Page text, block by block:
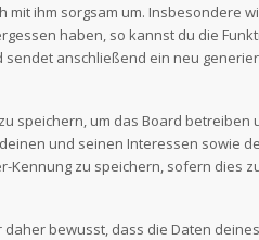
ihm sorgsam um. Insbesondere
haben, so kannst du die
anschließend ein neu
speichern, um das Board betreiben
und seinen Interessen sowie
zu speichern, sofern dies
bewusst, dass die Daten